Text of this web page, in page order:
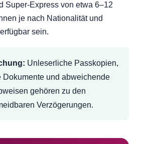
Super-Express von etwa 6–12
je nach Nationalität und
sein.
Unleserliche Passkopien,
Dokumente und abweichende
gehören zu den
Verzögerungen.